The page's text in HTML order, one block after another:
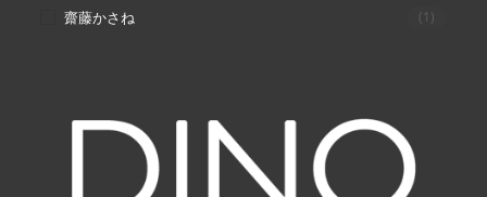
齋藤かさね (1)